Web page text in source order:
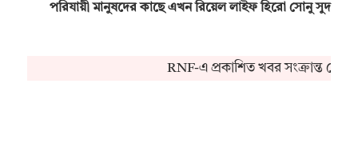
পরিযায়ী মানুষদের কাছে এখন রিয়েল লাইফ হিরো সোনু সুদ
RNF-এ প্রকাশিত খবর সংক্রান্ত